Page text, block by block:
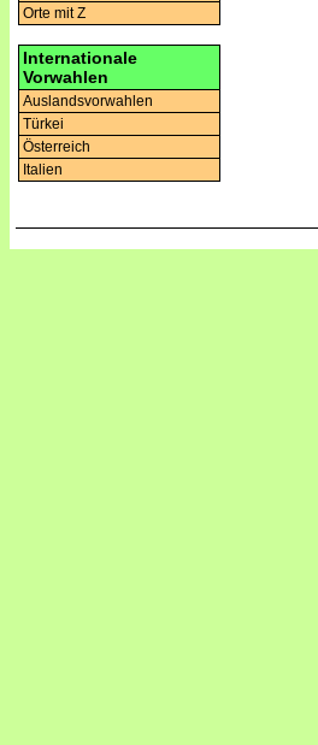
Orte mit Z
Internationale
Vorwahlen
Auslandsvorwahlen
Türkei
Österreich
Italien